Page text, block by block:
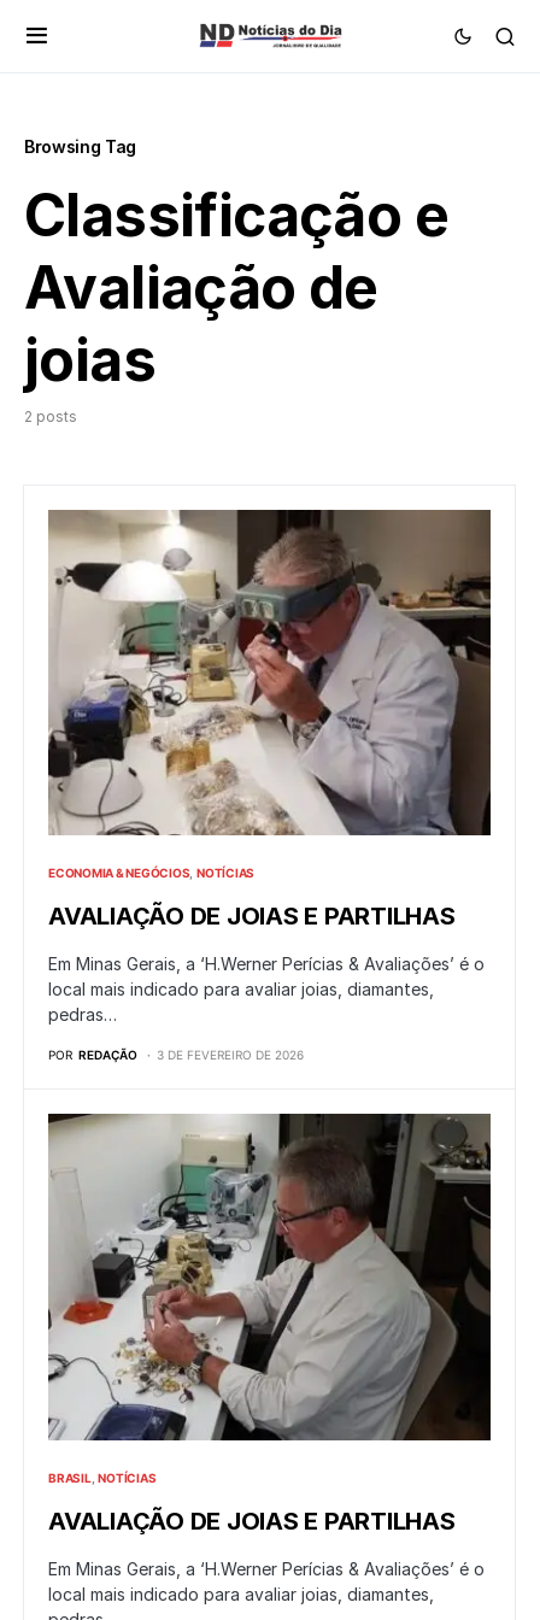
Browsing Tag
Classificação e
Avaliação de
joias
2 posts
ECONOMIA & NEGÓCIOS NOTÍCIAS
AVALIAÇÃO DE JOIAS E PARTILHAS
Em Minas Gerais, a ‘H.Werner Perícias & Avaliações’ é o
local mais indicado para avaliar joias, diamantes,
pedras…
POR REDAÇÃO 3 DE FEVEREIRO DE 2026
BRASIL NOTÍCIAS
AVALIAÇÃO DE JOIAS E PARTILHAS
Em Minas Gerais, a ‘H.Werner Perícias & Avaliações’ é o
local mais indicado para avaliar joias, diamantes,